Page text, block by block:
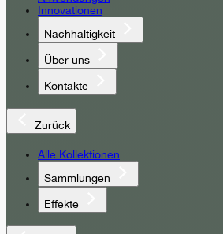
Innovationen
Nachhaltigkeit
Über uns
Kontakte
Zurück
Alle Kollektionen
Sammlungen
Effekte